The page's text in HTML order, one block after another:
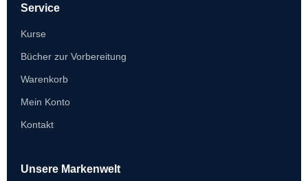
Service
Kurse
Bücher zur Vorbereitung
Warenkorb
Mein Konto
Kontakt
Unsere Markenwelt